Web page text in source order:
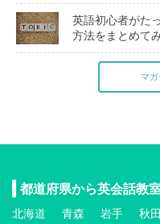
英語初心者がた
方法をまとめてみ
マ
都道府県から英会話教
北海道 青森 岩手 秋田